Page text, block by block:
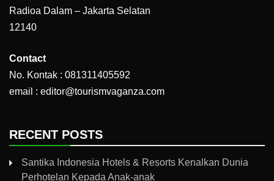
Radioa Dalam – Jakarta Selatan
12140
Contact
No. Kontak : 081311405592
email : editor@tourismvaganza.com
RECENT POSTS
Santika Indonesia Hotels & Resorts Kenalkan Dunia
Perhotelan Kepada Anak-anak